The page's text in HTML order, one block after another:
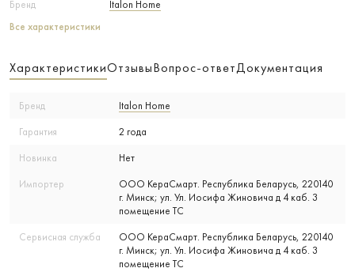
Бренд
Italon Home
Все характеристики
ХарактеристикиОтзывыВопрос-ответДокументация
Бренд Italon Home
Гарантия 2 года
Новинка Нет
Импортер
ООО КераСмарт. Республика Беларусь, 220140
г. Минск; ул. Ул. Иосифа Жиновича д 4 каб. 3
помещение ТС
Сервисная служба
ООО КераСмарт. Республика Беларусь, 220140
г. Минск; ул. Ул. Иосифа Жиновича д 4 каб. 3
помещение ТС